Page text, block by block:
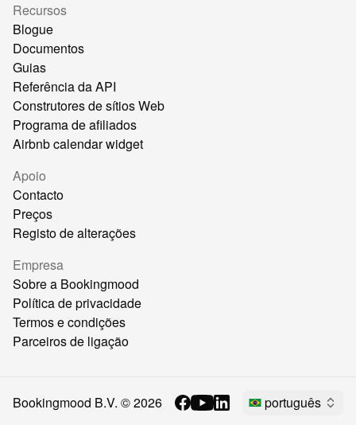
Recursos
Blogue
Documentos
Guias
Referência da API
Construtores de sítios Web
Programa de afiliados
Airbnb calendar widget
Apoio
Contacto
Preços
Registo de alterações
Empresa
Sobre a Bookingmood
Política de privacidade
Termos e condições
Parceiros de ligação
Bookingmood B.V. ©2026 português